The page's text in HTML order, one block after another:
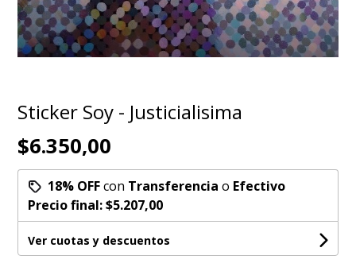
Sticker Soy - Justicialisima
$6.350,00
18% OFFcon Transferencia o Efectivo
Precio final:$5.207,00
Ver cuotas y descuentos